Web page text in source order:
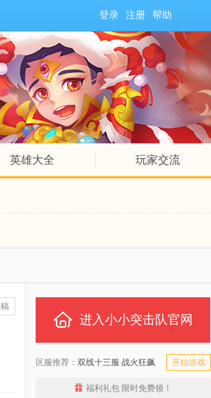
登录 注册 帮助
英雄大全 玩家交流
进入小小突击队官网
区服推荐： 双线十三服 战火狂飙 开始游戏
福利礼包 限时免费领！